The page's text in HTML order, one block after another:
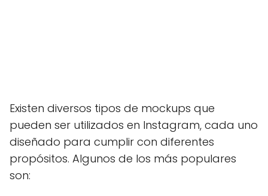
Existen diversos tipos de mockups que
pueden ser utilizados en Instagram, cada uno
diseñado para cumplir con diferentes
propósitos. Algunos de los más populares
son: